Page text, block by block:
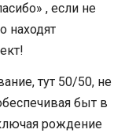
, если не
находят
тут 50/50, не
быт в
рождение